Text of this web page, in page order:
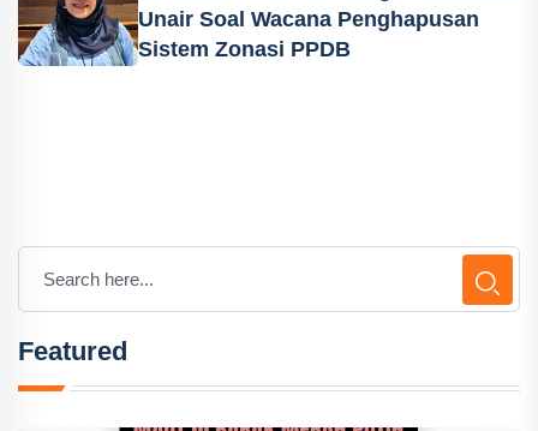
Unair Soal Wacana Penghapusan
Sistem Zonasi PPDB
Featured